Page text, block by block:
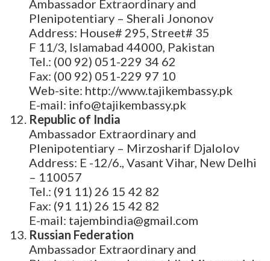
Ambassador Extraordinary and
Plenipotentiary – Sherali Jononov
Address: House# 295, Street# 35
F 11/3, Islamabad 44000, Pakistan
Tel.: (00 92) 051-229 34 62
Fax: (00 92) 051-229 97 10
Web-site: http://www.tajikembassy.pk
E-mail: info@tajikembassy.pk
Republic of India
Ambassador Extraordinary and
Plenipotentiary – Mirzosharif Djalolov
Address: E -12/6., Vasant Vihar, New Delhi
– 110057
Tel.: (91 11) 26 15 42 82
Fax: (91 11) 26 15 42 82
E-mail: tajembindia@gmail.com
Russian Federation
Ambassador Extraordinary and